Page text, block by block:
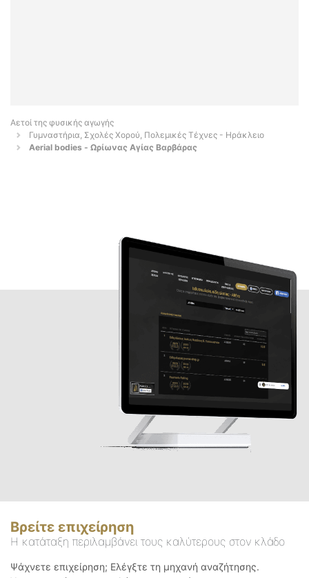
Αετοί της φυσικής αγωγής
Γυμναστήρια, Σχολές Χορού, Πολεμικές Τέχνες - Ηράκλειο
Aerial bodies - Ωρίωνας Αγίας Βαρβάρας
Βρείτε επιχείρηση
Η κατάταξη περιλαμβάνει τους καλύτερους στον κλάδο
Ψάχνετε επιχείρηση; Ελέγξτε τη μηχανή αναζήτησης.